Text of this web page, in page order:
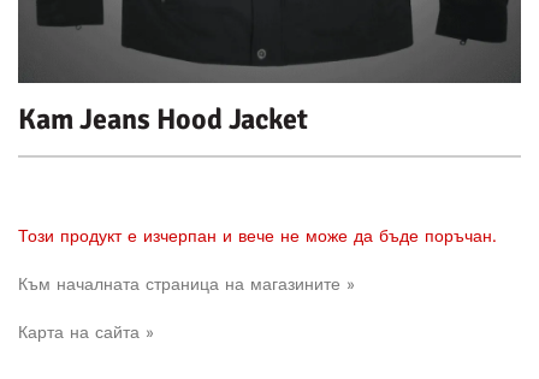
Kam Jeans Hood Jacket
Този продукт е изчерпан и вече не може да бъде поръчан.
Към началната страница на магазините »
Карта на сайта »